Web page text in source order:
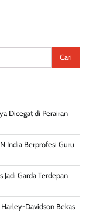
Dicegat di Perairan
India Berprofesi Guru
Jadi Garda Terdepan
Davidson Bekas